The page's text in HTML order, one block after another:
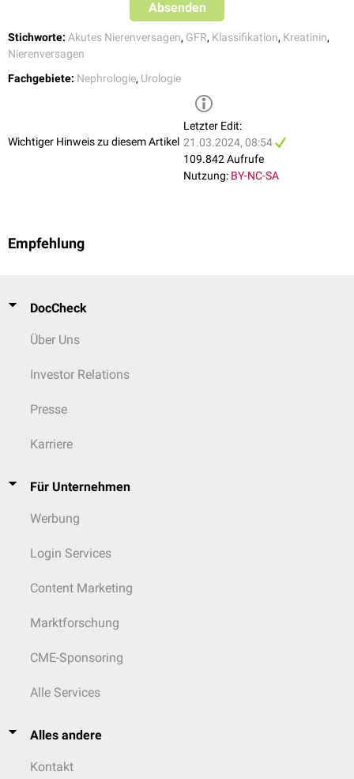
Absenden
Stichworte: Akutes Nierenversagen, GFR, Klassifikation, Kreatinin,
Nierenversagen
Fachgebiete: Nephrologie, Urologie
Wichtiger Hinweis zu diesem Artikel
Letzter Edit:
21.03.2024, 08:54
109.842 Aufrufe
Nutzung: BY-NC-SA
Empfehlung
DocCheck
Über Uns
Investor Relations
Presse
Karriere
Für Unternehmen
Werbung
Login Services
Content Marketing
Marktforschung
CME-Sponsoring
Alle Services
Alles andere
Kontakt